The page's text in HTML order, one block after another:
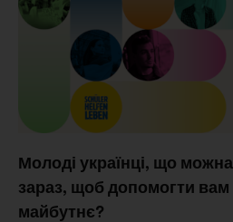
Молоді українці, що
зараз, щоб допомогти вам
майбутнє?